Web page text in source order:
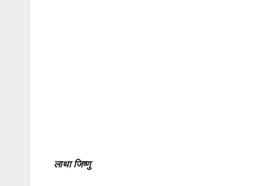
लाथा जिष्णु